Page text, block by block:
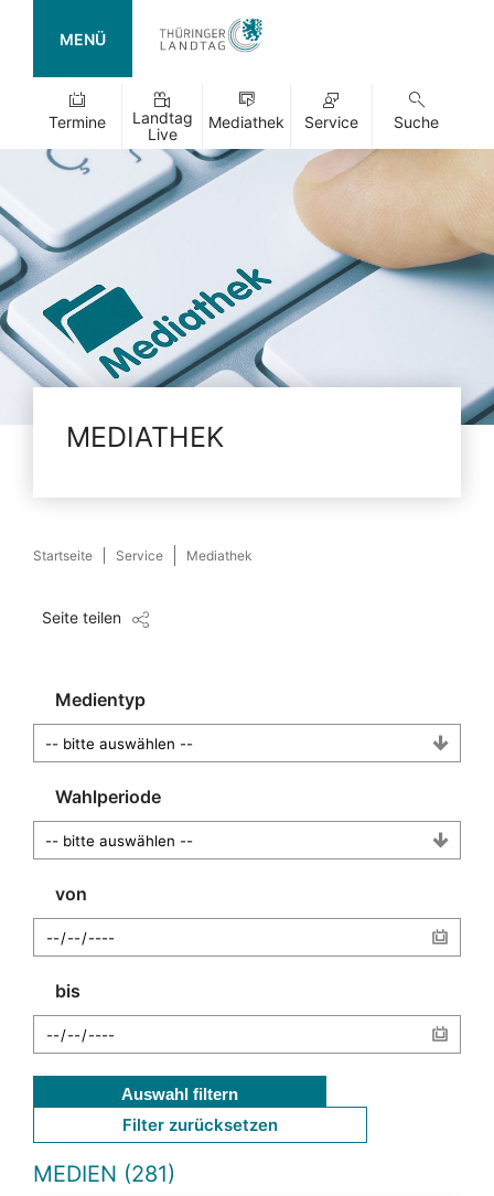
MENÜ
Termine
Landtag
Live
Mediathek Service Suche
MEDIATHEK
Startseite Service Mediathek
Seite teilen
Medientyp
Wahlperiode
von
bis
Auswahl filtern
Filter zurücksetzen
MEDIEN (281)